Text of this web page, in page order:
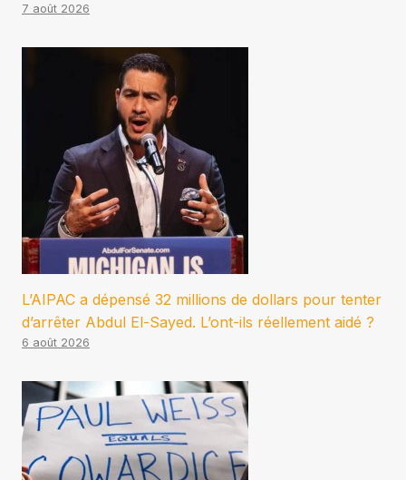
7 août 2026
L’AIPAC a dépensé 32 millions de dollars pour tenter
d’arrêter Abdul El-Sayed. L’ont-ils réellement aidé ?
6 août 2026